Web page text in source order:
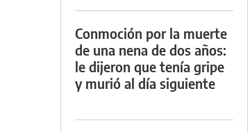
Conmoción por la muerte
de una nena de dos años:
le dijeron que tenía gripe
y murió al día siguiente